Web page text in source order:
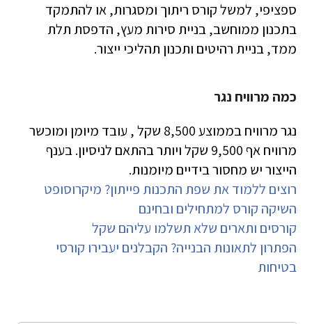
ספציפי, למשל קורס ריתוך ומסגרות, או להתמקד
בתכנון ממוחשב, בניית סירות מעץ, הדפסת תלת
ממד, בניית רהיטים ותכנון תהליכי ייצור.
כמה מרוויח נגר
נגר מרוויח בממוצע 8,500 שקל , עובד מיומן ומוכשר
מרוויח אף 9,500 שקל ויותר בהתאם לניסיון. בענף
הייצור יש מחסור בידיים מיומנות.
רוצים ללמוד את שפת התכנות פייתון? מיקרוסופט
השיקה קורס למתחילים ובחינם
קורסים ותארים שלא תשלמו עליהם שקל
הפתרון לתאונות הבנייה? הקבלנים יעבירו קורסי
בטיחות